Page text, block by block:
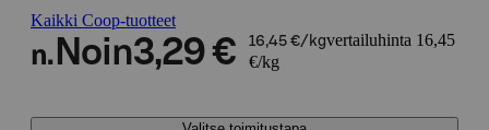
Kaikki Coop-tuotteet
n. Noin3,29 € 16,45 €/kgvertailuhinta 16,45
€/kg